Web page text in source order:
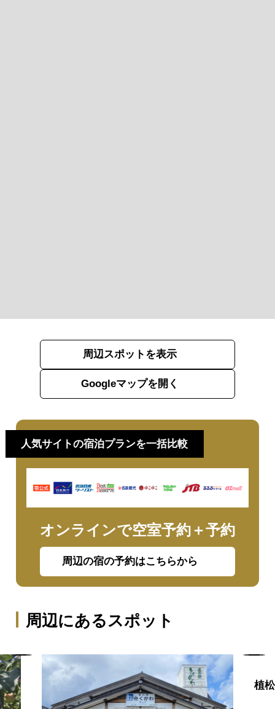
周辺スポットを表示
Googleマップを開く
人気サイトの宿泊プランを一括比較
オンラインで空室予約＋予約
周辺の宿の予約はこちらから
周辺にあるスポット
植